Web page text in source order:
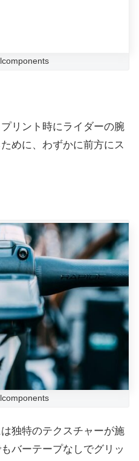
リント時にライダーの腕
めに、わずかに前方にス
独特のテクスチャーが施
バーテープなしでグリッ